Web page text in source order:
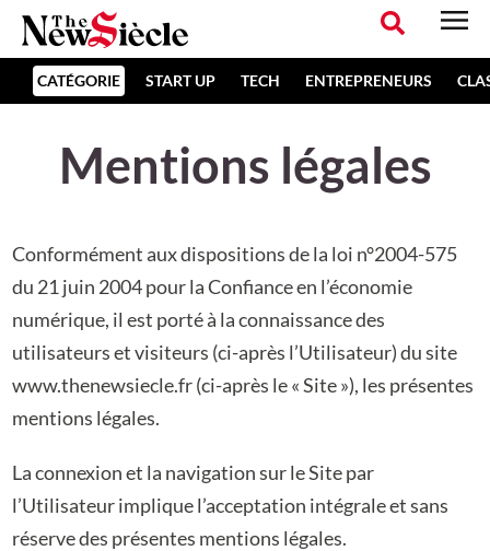
CATÉGORIE START UP TECH ENTREPRENEURS
Mentions légales
Conformément aux dispositions de la loi n°2004-575
du 21 juin 2004 pour la Confiance en l’économie
numérique, il est porté à la connaissance des
utilisateurs et visiteurs (ci-après l’Utilisateur) du site
www.thenewsiecle.fr (ci-après le « Site »), les présentes
mentions légales.
La connexion et la navigation sur le Site par
l’Utilisateur implique l’acceptation intégrale et sans
réserve des présentes mentions légales.